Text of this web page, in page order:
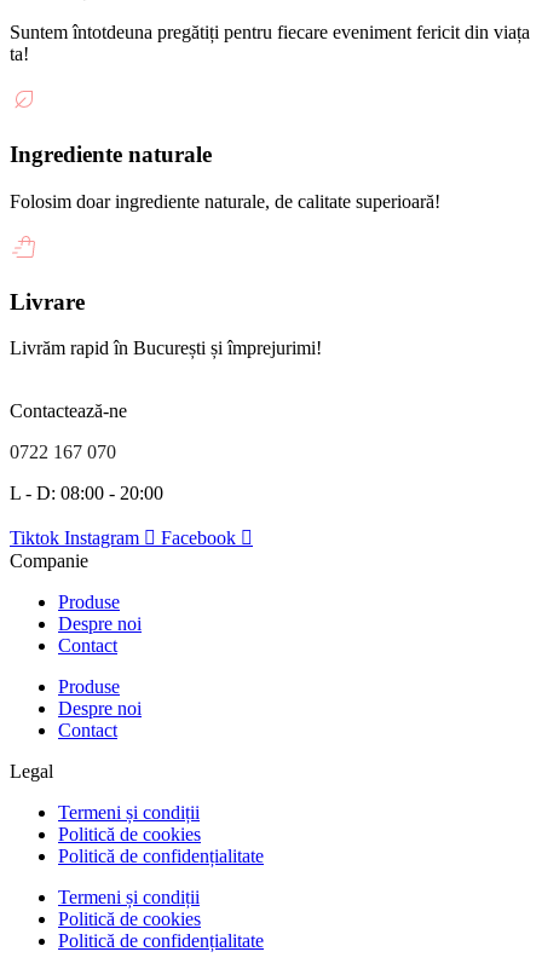
Suntem întotdeuna pregătiți pentru fiecare eveniment fericit din viața
ta!
Ingrediente naturale
Folosim doar ingrediente naturale, de calitate superioară!
Livrare
Livrăm rapid în București și împrejurimi!
Contactează-ne
0722 167 070
L - D: 08:00 - 20:00
Tiktok Instagram
Facebook
Companie
Produse
Despre noi
Contact
Produse
Despre noi
Contact
Legal
Termeni și condiții
Politică de cookies
Politică de confidențialitate
Termeni și condiții
Politică de cookies
Politică de confidențialitate